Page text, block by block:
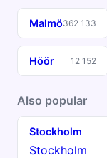
Malmö362 133
Höör 12 152
Also popular
Stockholm
Stockholm